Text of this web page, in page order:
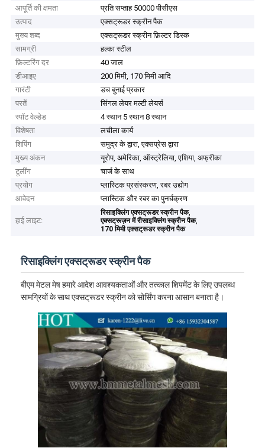
आपूर्ति की क्षमता
प्रति सप्ताह 50000 पीसीएस
उत्पाद
एक्सट्रूडर स्क्रीन पैक
मुख्य शब्द
एक्सट्रूडर स्क्रीन फ़िल्टर डिस्क
सामग्री
हल्का स्टील
फ़िल्टरिंग दर
40 जाल
डीआइए
200 मिमी, 170 मिमी आदि
गारंटी
डच बुनाई प्रकार
परतें
सिंगल लेयर मल्टी लेयर्स
स्पॉट वेल्डेड
4 स्थान 5 स्थान 8 स्थान
विशेषता
लचीला कार्य
शिपिंग
समुद्र के द्वारा, एक्सप्रेस द्वारा
मुख्य अंकन
यूरोप, अमेरिका, ऑस्ट्रेलिया, एशिया, अफ्रीका
टूलींग
चार्ज के साथ
प्रयोग
प्लास्टिक प्रसंस्करण, रबर उद्योग
आवेदन
प्लास्टिक और रबर का पुनर्चक्रण
हाई लाइट:
रिसाइक्लिंग एक्सट्रूडर स्क्रीन पैक,
एक्सट्रूज़न में रीसाइक्लिंग स्क्रीन पैक,
170 मिमी एक्सट्रूडर स्क्रीन पैक
रिसाइक्लिंग एक्सट्रूडर स्क्रीन पैक
बीएम मेटल मेष हमारे आदेश आवश्यकताओं और तत्काल शिपमेंट के लिए उपलब्ध
सामग्रियों के साथ एक्सट्रूडर स्क्रीन को सोर्सिंग करना आसान बनाता है।